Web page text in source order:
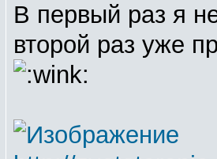
В первый раз я
второй раз уже